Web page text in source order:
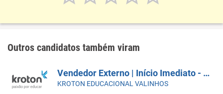
Outros candidatos também viram
Vendedor Externo | Início Imediato - SUMARÉ
KROTON EDUCACIONAL VALINHOS